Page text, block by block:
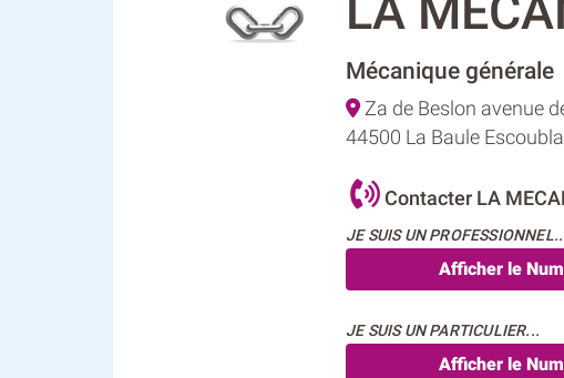
LA
Mécanique générale
Za de Beslon avenue
44500 La Baule
Contacter LA
JE SUIS UN
Afficher le
JE SUIS UN PARTICULIER...
Afficher le